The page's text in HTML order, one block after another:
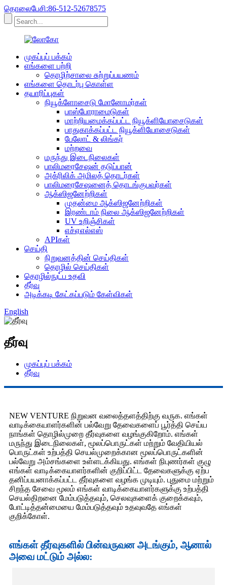
தொலைபேசி:86-512-52678575
முகப்புப் பக்கம்
எங்களை பற்றி
தொழிற்சாலை சுற்றுப்பயணம்
எங்களை தொடர்பு கொள்ள
தயாரிப்புகள்
நியூக்ளோசைடு மோனோமர்கள்
பாஸ்போராமைடுகள்
மாற்றியமைக்கப்பட்ட நியூக்ளியோசைடுகள்
பாதுகாக்கப்பட்ட நியூக்ளியோசைடுகள்
பேலோட் & லிங்கர்
மற்றவை
மருந்து இடைநிலைகள்
பாலிமரைசேஷன் தடுப்பான்
அக்ரிலிக் அமிலத் தொடர்கள்
பாலிமரைசேஷனைத் தொடங்குபவர்கள்
ஆக்ஸிஜனேற்றிகள்
முதன்மை ஆக்ஸிஜனேற்றிகள்
இரண்டாம் நிலை ஆக்ஸிஜனேற்றிகள்
UV உறிஞ்சிகள்
எச்ஏஎல்எஸ்
APIகள்
செய்தி
நிறுவனத்தின் செய்திகள்
தொழில் செய்திகள்
தொழில்நுட்ப உதவி
தீர்வு
அடிக்கடி கேட்கப்படும் கேள்விகள்
English
தீர்வு
முகப்புப் பக்கம்
தீர்வு
NEW VENTURE நிறுவன வலைத்தளத்திற்கு வருக. எங்கள்
வாடிக்கையாளர்களின் பல்வேறு தேவைகளைப் பூர்த்தி செய்ய
நாங்கள் தொழில்முறை தீர்வுகளை வழங்குகிறோம். எங்கள்
மருந்து இடைநிலைகள், மூலப்பொருட்கள் மற்றும் வேதியியல்
பொருட்கள் உற்பத்தி செயல்முறைக்கான மூலப்பொருட்களின்
பல்வேறு அம்சங்களை உள்ளடக்கியது. எங்கள் நிபுணர்கள் குழு
எங்கள் வாடிக்கையாளர்களின் குறிப்பிட்ட தேவைகளுக்கு ஏற்ப
தனிப்பயனாக்கப்பட்ட தீர்வுகளை வழங்க முடியும். புதுமை மற்றும்
சிறந்த சேவை மூலம் எங்கள் வாடிக்கையாளர்களுக்கு உற்பத்தி
செயல்திறனை மேம்படுத்தவும், செலவுகளைக் குறைக்கவும்,
போட்டித்தன்மையை மேம்படுத்தவும் உதவுவதே எங்கள்
குறிக்கோள்.
எங்கள் தீர்வுகளில் பின்வருவன அடங்கும், ஆனால்
அவை மட்டும் அல்ல: